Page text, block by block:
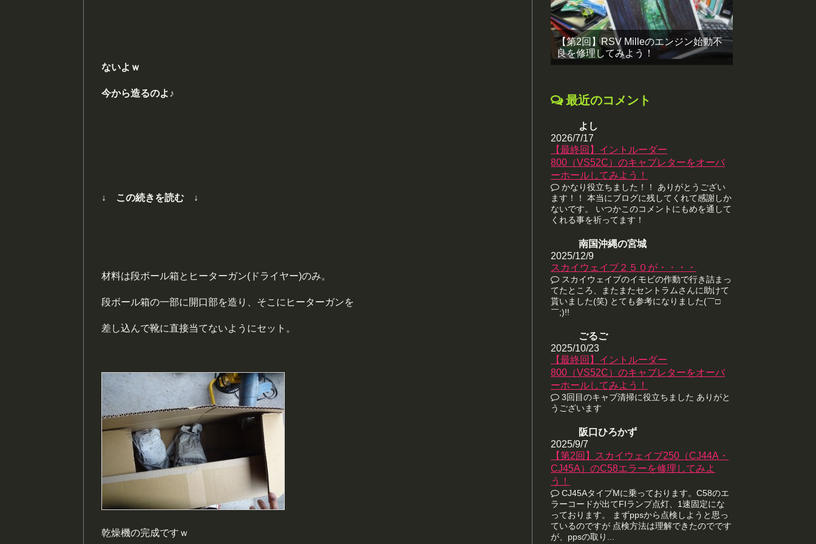
ないよｗ
今から造るのよ♪
↓ この続きを読む ↓
材料は段ボール箱とヒーターガン(ドライヤー)のみ。
段ボール箱の一部に開口部を造り、そこにヒーターガンを
差し込んで靴に直接当てないようにセット。
乾燥機の完成ですｗ
【第2回】RSV Milleのエンジン始動不
良を修理してみよう！
最近のコメント
よし
2026/7/17
【最終回】イントルーダー
800（VS52C）のキャブレターをオーバ
ーホールしてみよう！
かなり役立ちました！！ ありがとうござい
ます！！ 本当にブログに残してくれて感謝しか
ないです。 いつかこのコメントにもめを通して
くれる事を祈ってます！
南国沖縄の宮城
2025/12/9
スカイウェイブ２５０が・・・・
スカイウェイブのイモビの作動で行き詰まっ
てたところ、またまたセントラムさんに助けて
貰いました(笑) とても参考になりました(￣□
￣;)!!
ごるご
2025/10/23
【最終回】イントルーダー
800（VS52C）のキャブレターをオーバ
ーホールしてみよう！
3回目のキャブ清掃に役立ちました ありがと
うございます
阪口ひろかず
2025/9/7
【第2回】スカイウェイブ250（CJ44A・
CJ45A）のC58エラーを修理してみよ
う！
CJ45AタイプMに乗っております。C58のエ
ラーコードが出てFIランプ点灯、1速固定にな
っております。 まずppsから点検しようと思っ
ているのですが 点検方法は理解できたのでです
が、ppsの取り...